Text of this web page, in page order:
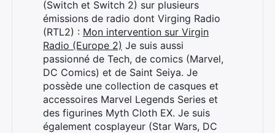
(Switch et Switch 2) sur plusieurs
émissions de radio dont Virging Radio
(RTL2) : Mon intervention sur Virgin
Radio (Europe 2) Je suis aussi
passionné de Tech, de comics (Marvel,
DC Comics) et de Saint Seiya. Je
possède une collection de casques et
accessoires Marvel Legends Series et
des figurines Myth Cloth EX. Je suis
également cosplayeur (Star Wars, DC